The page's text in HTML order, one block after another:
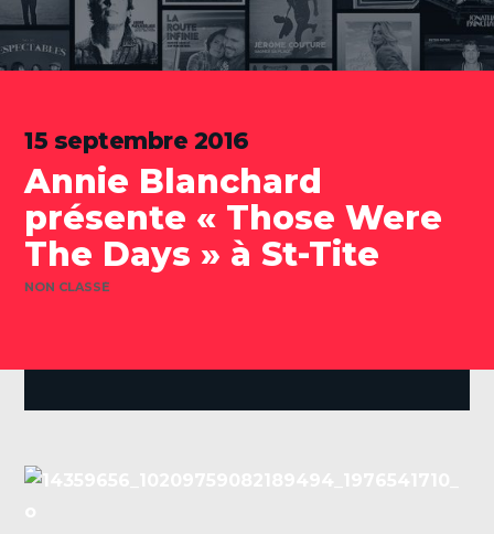
15 septembre 2016
Annie Blanchard
présente « Those Were
The Days » à St-Tite
CATÉGORIES
NON CLASSÉ